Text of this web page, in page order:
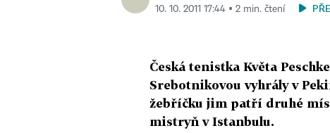
10. 10. 2011 17:44 ▪ 2 min. čtení
Česká tenistka Květa
Srebotnikovou vyhrály v
žebříčku jim patří druhé
mistryň v Istanbulu.